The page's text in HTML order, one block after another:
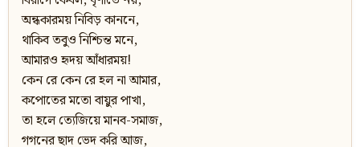
অন্ধকারময় নিবিড় কাননে,
থাকিব তবুও নিশ্চিন্ত মনে,
আমারও হৃদয় আঁধারময়!
কেন রে কেন রে হল না আমার,
কপোতের মতো বায়ুর পাখা,
তা হলে ত্যেজিয়ে মানব-সমাজ,
গগনের ছাদ ভেদ করি আজ,